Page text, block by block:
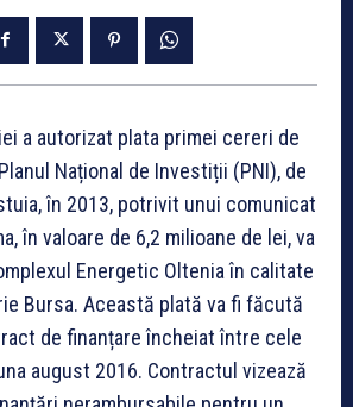
a autorizat plata primei cereri de
Național de Investiții (PNI), de
în 2013, potrivit unui comunicat
în valoare de 6,2 milioane de lei, va
Energetic Oltenia în calitate
Bursa. Această plată va fi făcută
de finanțare încheiat între cele
august 2016. Contractul vizează